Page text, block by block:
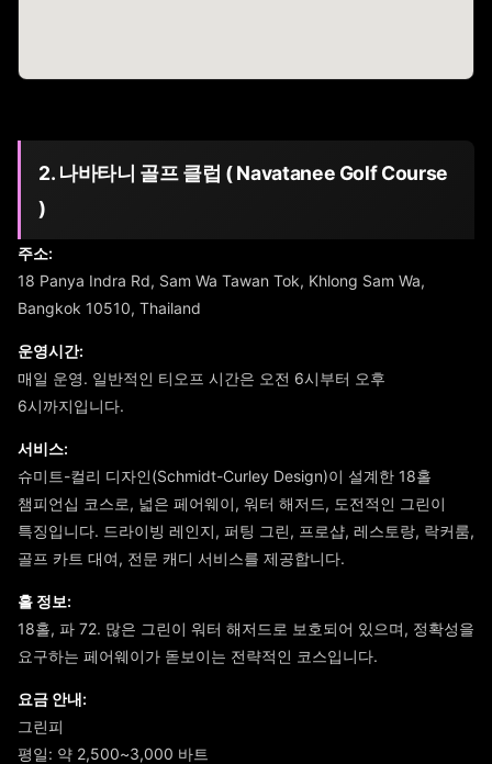
2. 나바타니 골프 클럽 ( Navatanee Golf Course
)
주소:
18 Panya Indra Rd, Sam Wa Tawan Tok, Khlong Sam Wa,
Bangkok 10510, Thailand
운영시간:
매일 운영. 일반적인 티오프 시간은 오전 6시부터 오후
6시까지입니다.
서비스:
슈미트-컬리 디자인(Schmidt-Curley Design)이 설계한 18홀
챔피언십 코스로, 넓은 페어웨이, 워터 해저드, 도전적인 그린이
특징입니다. 드라이빙 레인지, 퍼팅 그린, 프로샵, 레스토랑, 락커룸,
골프 카트 대여, 전문 캐디 서비스를 제공합니다.
홀 정보:
18홀, 파 72. 많은 그린이 워터 해저드로 보호되어 있으며, 정확성을
요구하는 페어웨이가 돋보이는 전략적인 코스입니다.
요금 안내:
그린피
평일: 약 2,500~3,000 바트